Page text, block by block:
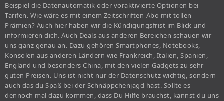
Beispiel die Datenautomatik oder voraktivierte Optionen bei
Tarifen. Wie wäre es mit einem Zeitschriften-Abo mit tollen
Prämien? Auch hier haben wir die Kündigungsfrist im Blick und
informieren dich. Auch Deals aus anderen Bereichen schauen wir
uns ganz genau an. Dazu gehören Smartphones, Notebooks,
Konsolen aus anderen Ländern wie Frankreich, Italien, Spanien,
England und besonders China, mit den vielen Gadgets zu sehr
guten Preisen. Uns ist nicht nur der Datenschutz wichtig, sondern
auch das du Spaß bei der Schnäppchenjagd hast. Sollte es
dennoch mal dazu kommen, dass Du Hilfe brauchst, kannst du uns